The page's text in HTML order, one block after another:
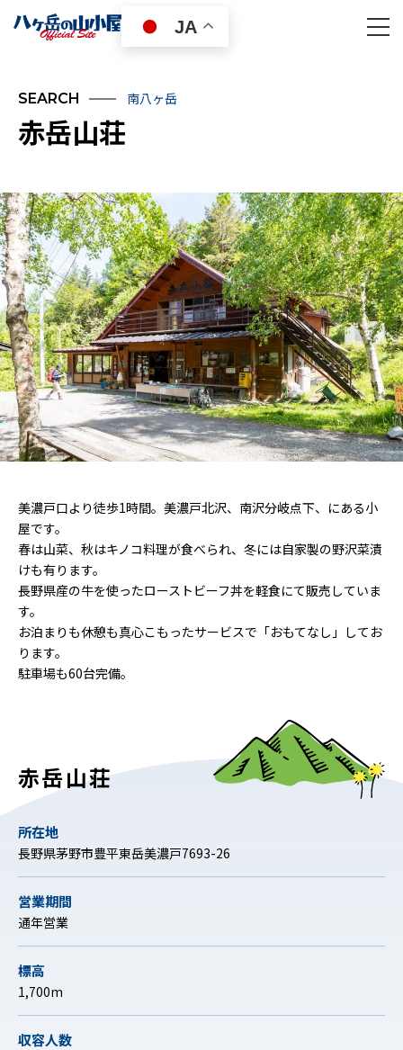
JA
SEARCH 南八ヶ岳
赤岳山荘
美濃戸口より徒歩1時間。美濃戸北沢、南沢分岐点下、にある小
屋です。
春は山菜、秋はキノコ料理が食べられ、冬には自家製の野沢菜漬
けも有ります。
長野県産の牛を使ったローストビーフ丼を軽食にて販売していま
す。
お泊まりも休憩も真心こもったサービスで「おもてなし」してお
ります。
駐車場も60台完備。
赤岳山荘
所在地
長野県茅野市豊平東岳美濃戸7693-26
営業期間
通年営業
標高
1,700m
収容人数